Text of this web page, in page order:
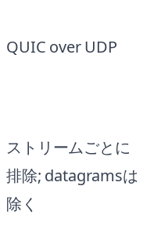
QUIC over UDP
ストリームごとに
排除; datagramsは
除く